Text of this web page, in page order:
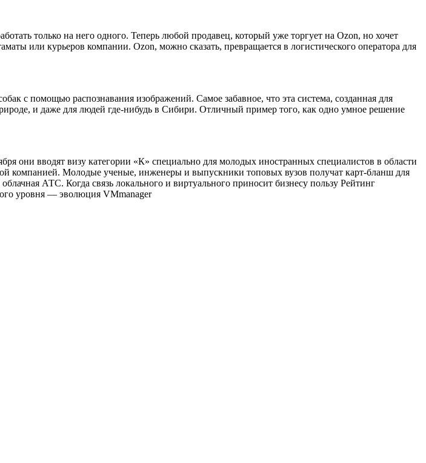
только на него одного. Теперь любой продавец, который уже торгует на Ozon, но хочет
или курьеров компании. Ozon, можно сказать, превращается в логистического оператора для
с помощью распознавания изображений. Самое забавное, что эта система, созданная для
и даже для людей где-нибудь в Сибири. Отличный пример того, как одно умное решение
они вводят визу категории «К» специально для молодых иностранных специалистов в области
компанией. Молодые ученые, инженеры и выпускники топовых вузов получат карт-бланш для
АТС. Когда связь локального и виртуального приносит бизнесу пользу Рейтинг
уровня — эволюция VMmanager